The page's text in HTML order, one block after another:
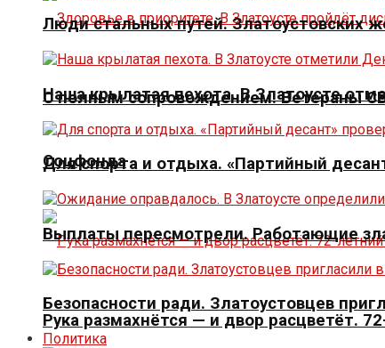
С полным сопровождением. Ветераны
Соцфонда
Рука размахнётся — и двор расцветёт.
Люди стальных путей. Златоустовских
Наша крылатая пехота. В Златоусте
Для спорта и отдыха. «Партийный
Выплаты пересмотрели. Работающие
Безопасности ради. Златоустовцев
Политика